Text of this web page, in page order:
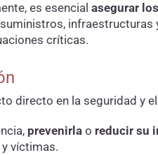
es esencial asegurar
críticas.
directo en la seguridad y
prevenirla o reducir su
víctimas.